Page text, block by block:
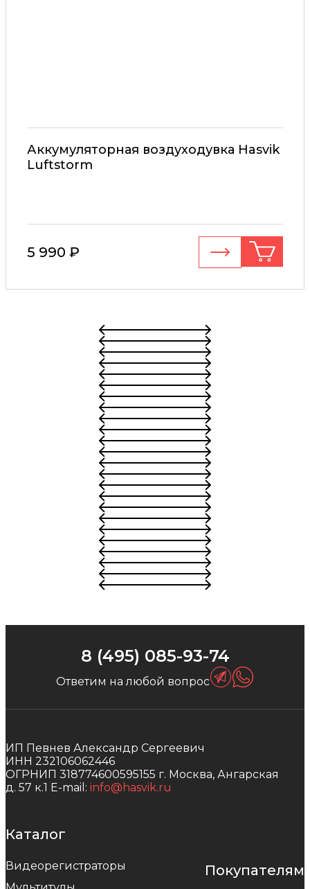
Аккумуляторная воздуходувка Hasvik
Luftstorm
5 990 ₽
8 (495) 085-93-74
Ответим на любой вопрос
ИП Певнев Александр Сергеевич
ИНН 232106062446
ОГРНИП 318774600595155 г. Москва, Ангарская
д. 57 к.1 E-mail: info@hasvik.ru
Каталог
Видеорегистраторы
Покупателям